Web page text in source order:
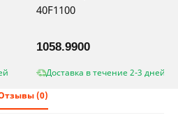
40F1100
1058.9900
Доставка в течение 2-3 дней
(0)